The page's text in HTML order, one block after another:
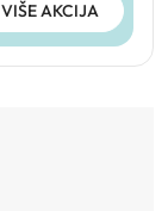
VIŠE AKCIJA